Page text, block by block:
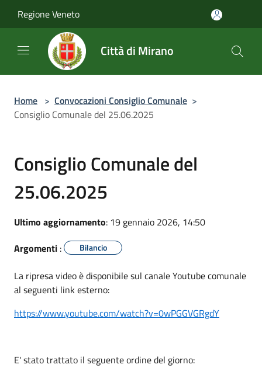
Regione Veneto
Città di Mirano
Home > Convocazioni Consiglio Comunale >
Consiglio Comunale del 25.06.2025
Consiglio Comunale del
25.06.2025
Ultimo aggiornamento: 19 gennaio 2026, 14:50
Argomenti : Bilancio
La ripresa video è disponibile sul canale Youtube comunale
al seguenti link esterno:
https://www.youtube.com/watch?v=0wPGGVGRgdY
E' stato trattato il seguente ordine del giorno: